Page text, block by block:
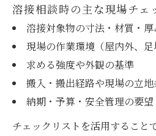
溶接相談時の主な現場チェ
溶接対象物の寸法・材質・厚
現場の作業環境（屋内外、足
求める強度や外観の基準
搬入・搬出経路や現場の立
納期・予算・安全管理の要望
チェックリストを活用すること